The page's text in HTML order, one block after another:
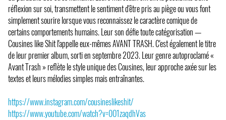
réflexion sur soi, transmettent le sentiment d'être pris au piège ou vous font
simplement sourire lorsque vous reconnaissez le caractère comique de
certains comportements humains. Leur son défie toute catégorisation —
Cousines like Shit l'appelle eux-mêmes AVANT TRASH. C'est également le titre
de leur premier album, sorti en septembre 2023. Leur genre autoproclamé «
Avant Trash » reflète le style unique des Cousines, leur approche axée sur les
textes et leurs mélodies simples mais entraînantes.
https://www.instagram.com/cousineslikeshit/
https://www.youtube.com/watch?v=0O1zaqdhVas